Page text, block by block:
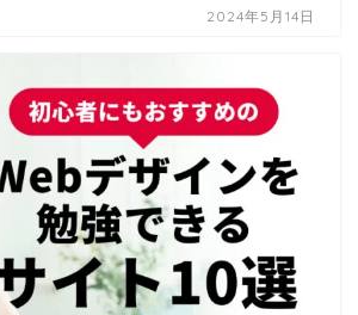
2024年5月14日